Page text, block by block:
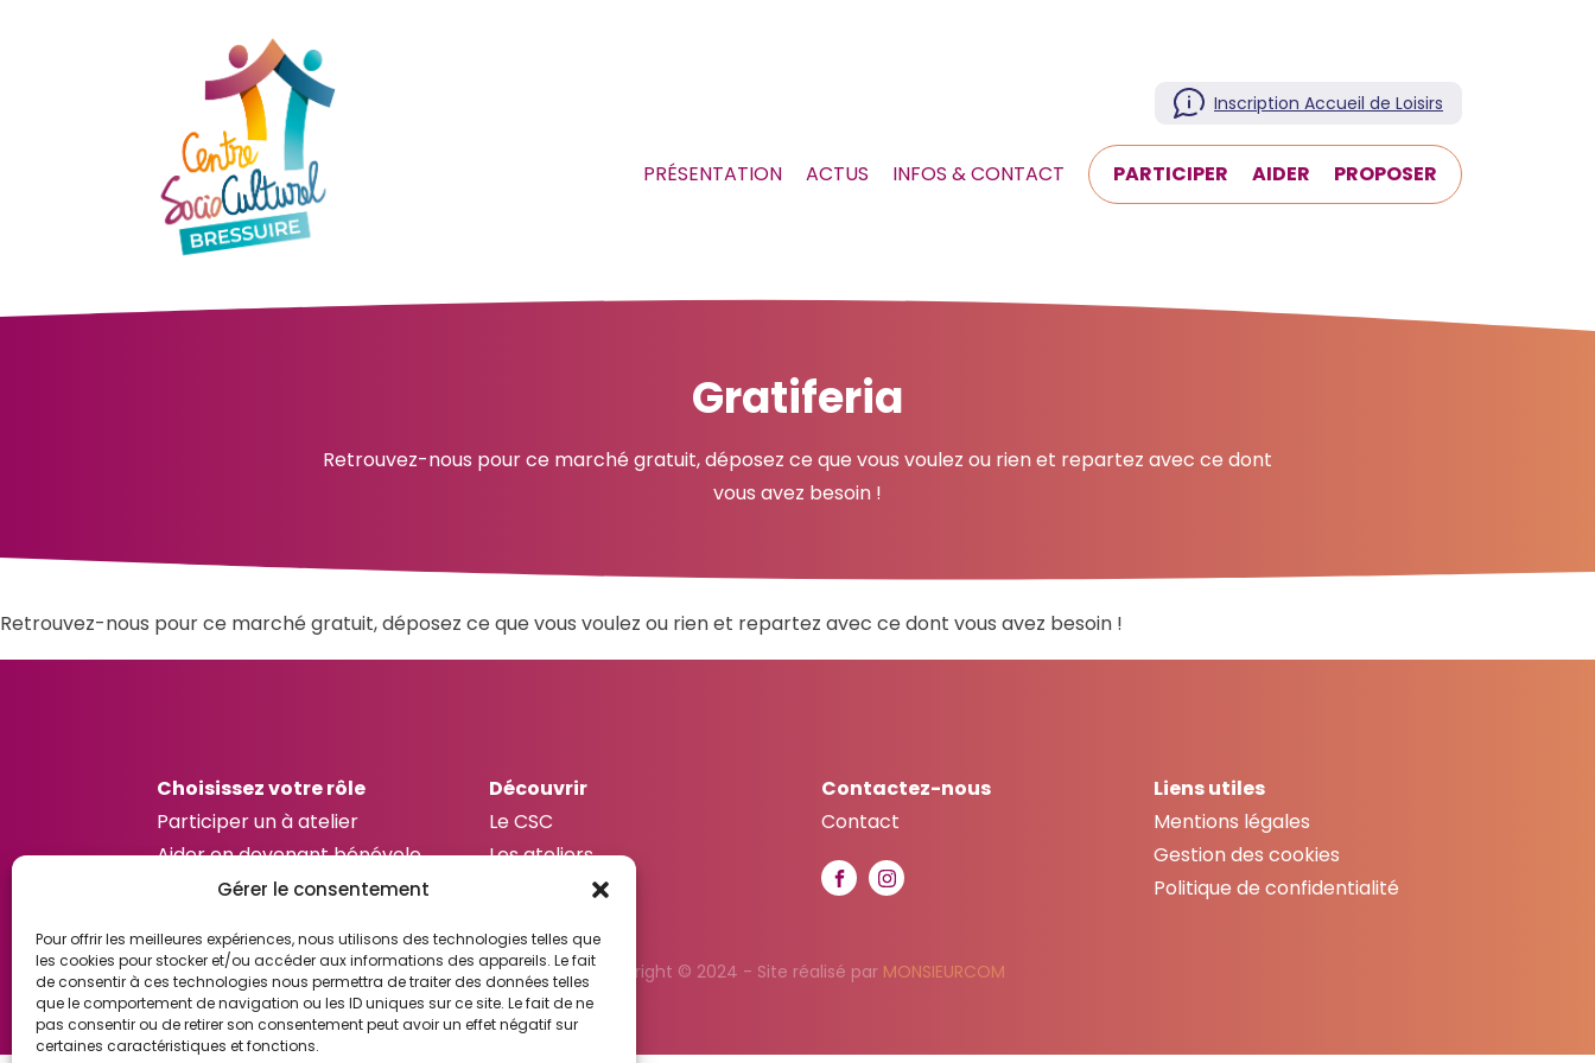
Gérer le consentement
Pour offrir les meilleures expériences, nous utilisons des technologies telles que
les cookies pour stocker et/ou accéder aux informations des appareils. Le fait
de consentir à ces technologies nous permettra de traiter des données telles
que le comportement de navigation ou les ID uniques sur ce site. Le fait de ne
pas consentir ou de retirer son consentement peut avoir un effet négatif sur
certaines caractéristiques et fonctions.
Inscription Accueil de Loisirs
PRÉSENTATION ACTUS INFOS & CONTACT PARTICIPER AIDER PROPOSER
Gratiferia
Retrouvez-nous pour ce marché gratuit, déposez ce que vous voulez ou rien et repartez avec ce dont
vous avez besoin !
Retrouvez-nous pour ce marché gratuit, déposez ce que vous voulez ou rien et repartez avec ce dont vous avez besoin !
Choisissez votre rôle
Participer un à atelier
Aider en devenant bénévole
Proposer un atelier
Découvrir
Le CSC
Les ateliers
Les actualités
Contactez-nous
Contact
Liens utiles
Mentions légales
Gestion des cookies
Politique de confidentialité
Copyright © 2024 - Site réalisé par MONSIEURCOM